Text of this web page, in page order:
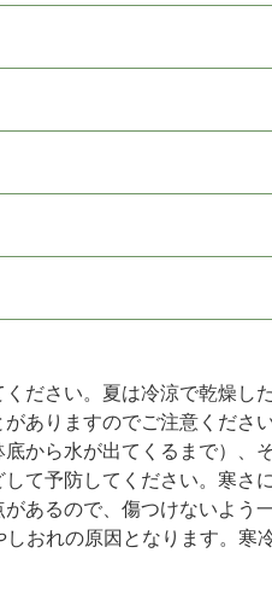
ださい。夏は冷涼で乾燥し
ありますのでご注意くださ
から水が出てくるまで）、
て予防してください。寒さ
あるので、傷つけないよう
おれの原因となります。寒